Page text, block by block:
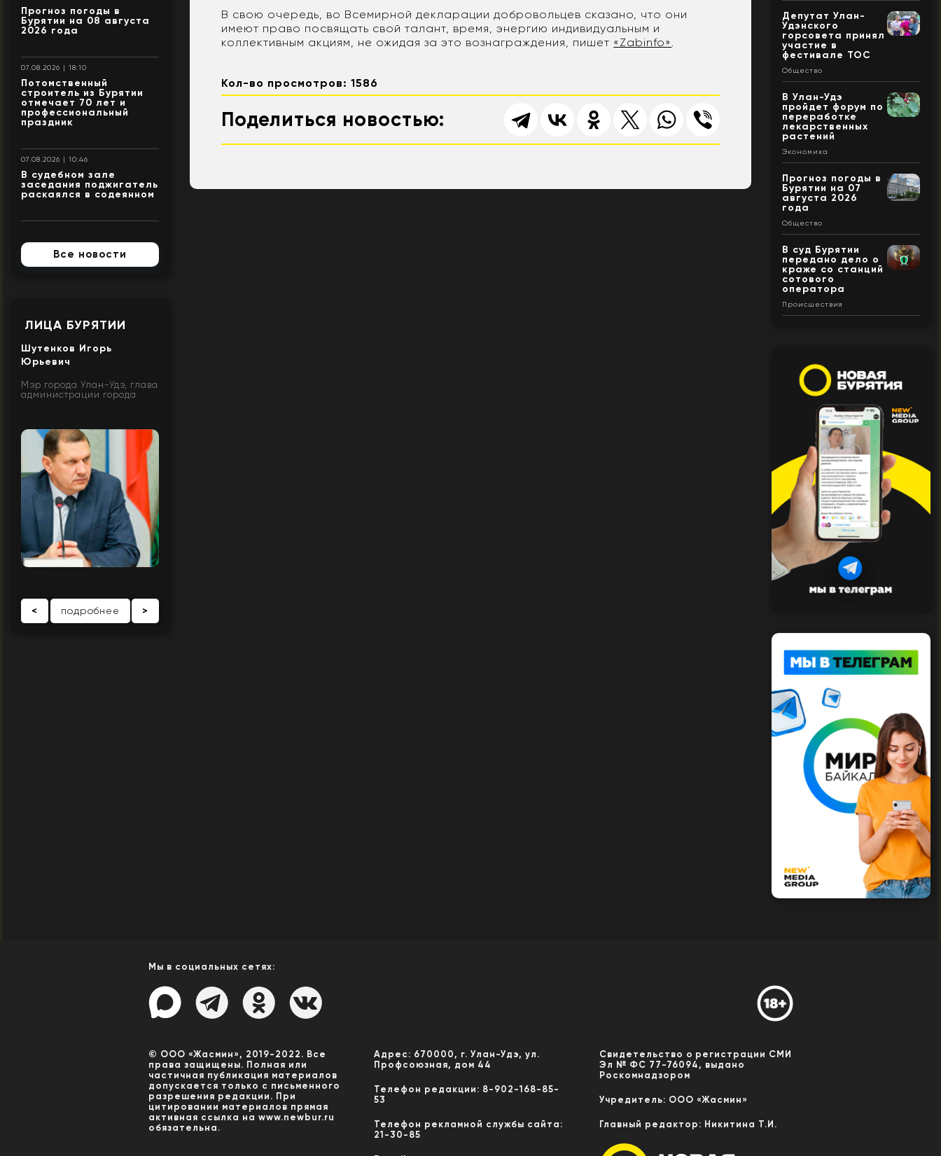
Прогноз погоды в
Бурятии на 08 августа
2026 года
07.08.2026 | 18:10
Потомственный
строитель из Бурятии
отмечает 70 лет и
профессиональный
праздник
07.08.2026 | 10:46
В судебном зале
заседания поджигатель
раскаялся в содеянном
Все новости
ЛИЦА БУРЯТИИ
Шутенков Игорь
Юрьевич
Мэр города Улан-Удэ, глава
администрации города
< подробнее >
В свою очередь, во Всемирной декларации добровольцев сказано, что они
имеют право посвящать свой талант, время, энергию индивидуальным и
коллективным акциям, не ожидая за это вознаграждения, пишет «Zabinfo»
Кол-во просмотров: 1586
Поделиться новостью:
Депутат Улан-
Удэнского
горсовета принял
участие в
фестивале ТОС
Общество
В Улан-Удэ
пройдет форум по
переработке
лекарственных
растений
Экономика
Прогноз погоды в
Бурятии на 07
августа 2026
года
Общество
В суд Бурятии
передано дело о
краже со станций
сотового
оператора
Происшествия
Мы в социальных сетях:
© ООО «Жасмин», 2019-2022. Все
права защищены. Полная или
частичная публикация материалов
допускается только с письменного
разрешения редакции. При
цитировании материалов прямая
активная ссылка на www.newbur.ru
обязательна.
Адрес: 670000, г. Улан-Удэ, ул.
Профсоюзная, дом 44
Телефон редакции: 8-902-168-85-
53
Телефон рекламной службы сайта:
21-30-85
Свидетельство о регистрации СМИ
Эл № ФС 77-76094, выдано
Роскомнадзором
Учредитель: ООО «Жасмин»
Главный редактор: Никитина Т.И.